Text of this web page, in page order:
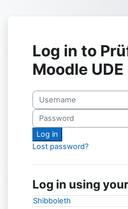
Log in to
Moodle UDE
Username
Password
Log in
Lost password?
Log in using
Shibboleth